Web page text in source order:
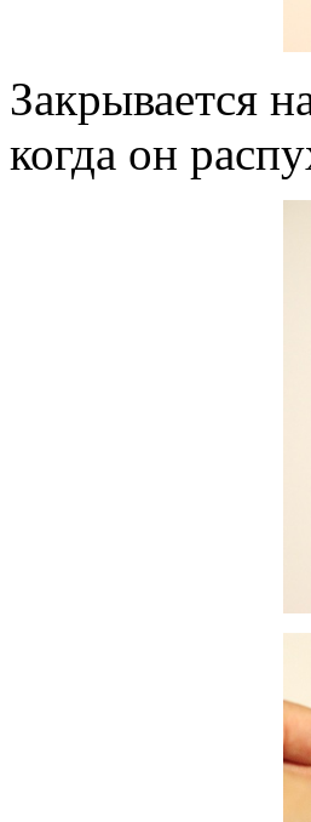
Закрывается
когда он